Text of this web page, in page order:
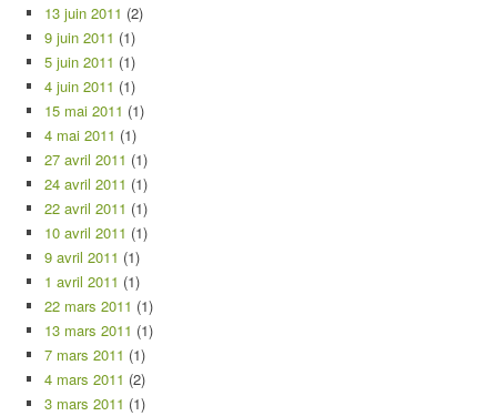
13 juin 2011 (2)
9 juin 2011 (1)
5 juin 2011 (1)
4 juin 2011 (1)
15 mai 2011 (1)
4 mai 2011 (1)
27 avril 2011 (1)
24 avril 2011 (1)
22 avril 2011 (1)
10 avril 2011 (1)
9 avril 2011 (1)
1 avril 2011 (1)
22 mars 2011 (1)
13 mars 2011 (1)
7 mars 2011 (1)
4 mars 2011 (2)
3 mars 2011 (1)